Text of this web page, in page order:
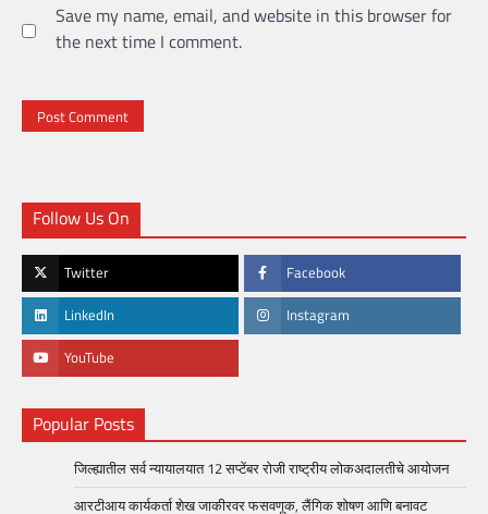
Save my name, email, and website in this browser for
the next time I comment.
Follow Us On
Twitter Facebook
LinkedIn Instagram
YouTube
Popular Posts
जिल्ह्यातील सर्व न्यायालयात 12 सप्टेंबर रोजी राष्ट्रीय लोकअदालतीचे आयोजन
आरटीआय कार्यकर्ता शेख जाकीरवर फसवणूक, लैंगिक शोषण आणि बनावट